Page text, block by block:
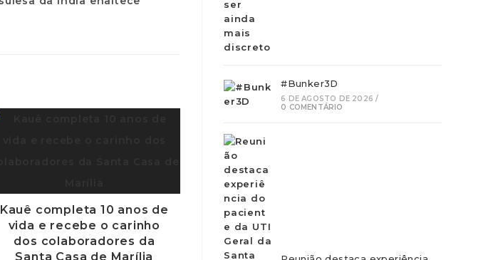
Kauê completa 10 anos de
vida e recebe o carinho
dos colaboradores da
Santa Casa de Marília
#Bunker3D
6 DE AGOSTO DE 2026 /
0 COMENTÁRIO